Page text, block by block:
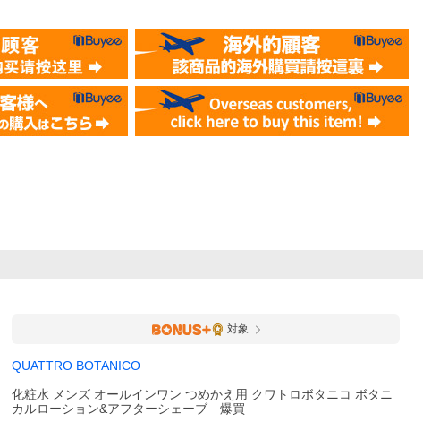
対象
QUATTRO BOTANICO
化粧水 メンズ オールインワン つめかえ用 クワトロボタニコ ボタニ
カルローション&アフターシェーブ 爆買